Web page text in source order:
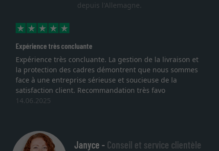
depuis l'Allemagne.
Expérience très concluante
Expérience très concluante. La gestion de la livraison et
la protection des cadres démontrent que nous sommes
face à une entreprise sérieuse et soucieuse de la
satisfaction client. Recommandation très favo
14.06.2025
Janyce - Conseil et service clientèle